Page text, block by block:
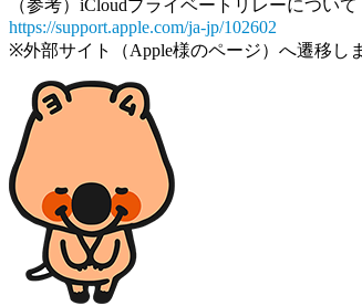
（参考）iCloudプライベートリレーについて
https://support.apple.com/ja-jp/102602
※外部サイト（Apple様のページ）へ遷移し